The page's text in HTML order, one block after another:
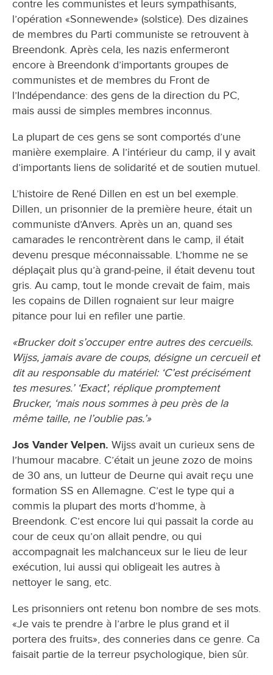
contre les communistes et leurs sympathisants,
l’opération «Sonnewende» (solstice). Des dizaines
de membres du Parti communiste se retrouvent à
Breendonk. Après cela, les nazis enfermeront
encore à Breendonk d’importants groupes de
communistes et de membres du Front de
l’Indépendance: des gens de la direction du PC,
mais aussi de simples membres inconnus.
La plupart de ces gens se sont comportés d’une
manière exemplaire. A l’intérieur du camp, il y avait
d’importants liens de solidarité et de soutien mutuel.
L’histoire de René Dillen en est un bel exemple.
Dillen, un prisonnier de la première heure, était un
communiste d’Anvers. Après un an, quand ses
camarades le rencontrèrent dans le camp, il était
devenu presque méconnaissable. L’homme ne se
déplaçait plus qu’à grand-peine, il était devenu tout
gris. Au camp, tout le monde crevait de faim, mais
les copains de Dillen rognaient sur leur maigre
pitance pour lui en refiler une partie.
«Brucker doit s’occuper entre autres des cercueils.
Wijss, jamais avare de coups, désigne un cercueil et
dit au responsable du matériel: ‘C’est précisément
tes mesures.’ ‘Exact’, réplique promptement
Brucker, ‘mais nous sommes à peu près de la
même taille, ne l’oublie pas.’»
Jos Vander Velpen. Wijss avait un curieux sens de
l’humour macabre. C’était un jeune zozo de moins
de 30 ans, un lutteur de Deurne qui avait reçu une
formation SS en Allemagne. C’est le type qui a
commis la plupart des morts d’homme, à
Breendonk. C’est encore lui qui passait la corde au
cour de ceux qu’on allait pendre, ou qui
accompagnait les malchanceux sur le lieu de leur
exécution, lui aussi qui obligeait les autres à
nettoyer le sang, etc.
Les prisonniers ont retenu bon nombre de ses mots.
«Je vais te prendre à l’arbre le plus grand et il
portera des fruits», des conneries dans ce genre. Ca
faisait partie de la terreur psychologique, bien sûr.